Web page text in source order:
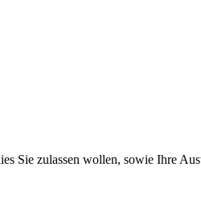
Sie zulassen wollen, sowie Ihre